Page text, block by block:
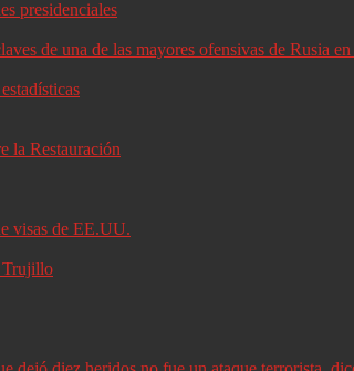
presidenciales
de una de las mayores ofensivas de Rusia
la Restauración
visas de EE.UU.
Trujillo